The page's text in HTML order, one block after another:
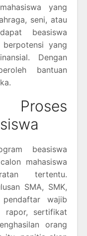
yang
seni, atau
beasiswa
yang
Dengan
bantuan
beasiswa
mahasiswa
tertentu.
SMA, SMK,
pendaftar wajib
rapor, sertifikat
orang